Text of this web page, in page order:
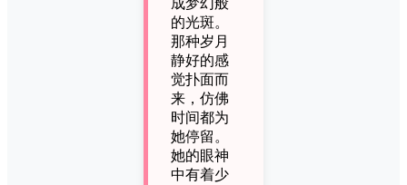
成梦幻般
的光斑。
那种岁月
静好的感
觉扑面而
来，仿佛
时间都为
她停留。
她的眼神
中有着少